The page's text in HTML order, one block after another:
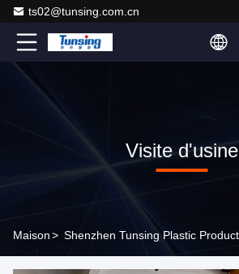
ts02@tunsing.com.cn
Visite d'usine
Maison>